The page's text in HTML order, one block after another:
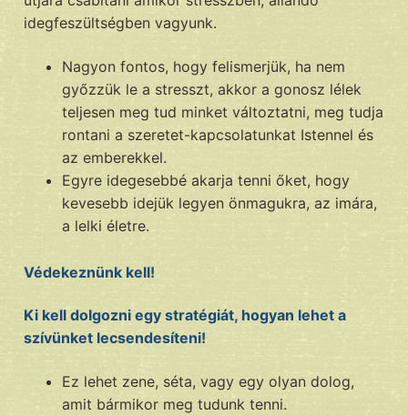
idegfeszültségben vagyunk.
Nagyon fontos, hogy felismerjük, ha nem
győzzük le a stresszt, akkor a gonosz lélek
teljesen meg tud minket változtatni, meg tudja
rontani a szeretet-kapcsolatunkat Istennel és
az emberekkel.
Egyre idegesebbé akarja tenni őket, hogy
kevesebb idejük legyen önmagukra, az imára,
a lelki életre.
Védekeznünk kell!
Ki kell dolgozni egy stratégiát, hogyan lehet a
szívünket lecsendesíteni!
Ez lehet zene, séta, vagy egy olyan dolog,
amit bármikor meg tudunk tenni.